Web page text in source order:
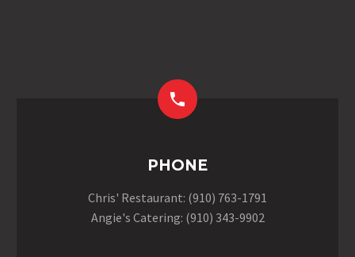


PHONE
Chris' Restaurant: (910) 763-1791
Angie's Catering: (910) 343-9902